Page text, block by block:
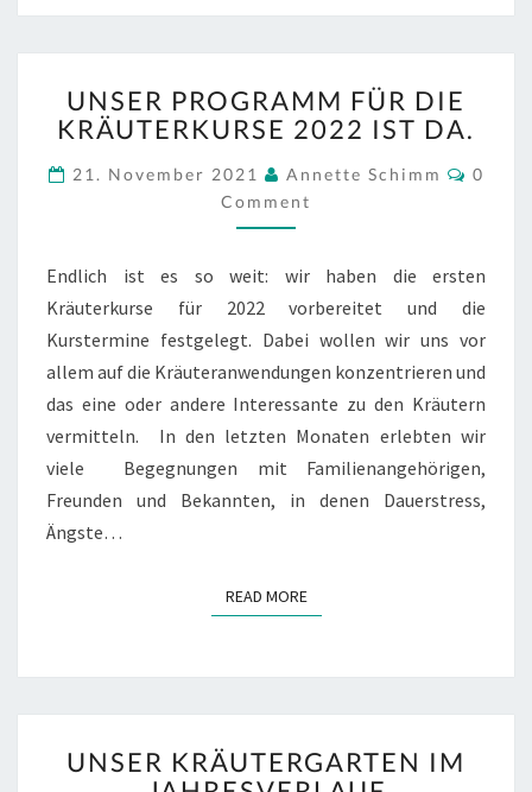
PROGRAMM
FÜR
KRÄUTERKURSE
2022
IST
UNSER PROGRAMM FÜR DIE
KRÄUTERKURSE 2022 IST DA.
21. November 2021 Annette Schimm
0
Comment
Endlich ist es so weit: wir haben die ersten
Kräuterkurse für 2022 vorbereitet und die
Kurstermine festgelegt. Dabei wollen wir uns vor
allem auf die Kräuteranwendungen konzentrieren und
das eine oder andere Interessante zu den Kräutern
vermitteln. In den letzten Monaten erlebten wir
viele Begegnungen mit Familienangehörigen,
Freunden und Bekannten, in denen Dauerstress,
Ängste…
READ MOREREAD MORE
KRÄUTERGARTEN
UNSER KRÄUTERGARTEN IM